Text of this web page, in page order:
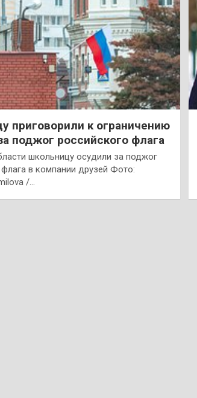
приговорили к ограничению
поджог российского флага
школьницу осудили за поджог
в компании друзей Фото:
/…